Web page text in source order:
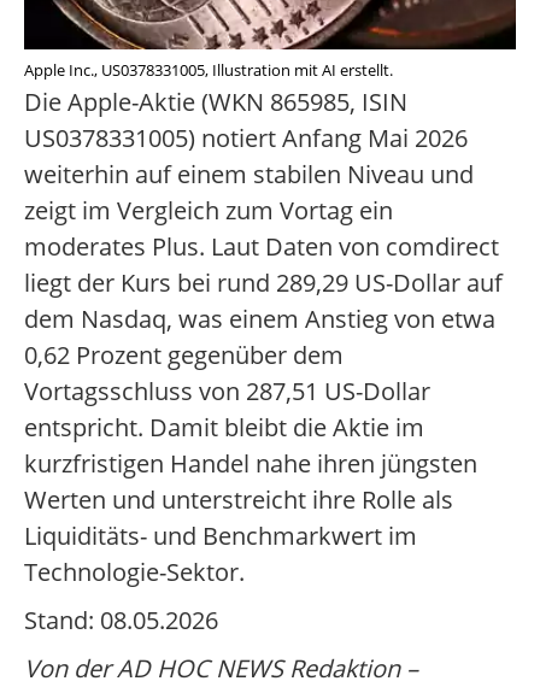
Apple Inc., US0378331005, Illustration mit AI erstellt.
Die Apple-Aktie (WKN 865985, ISIN
US0378331005) notiert Anfang Mai 2026
weiterhin auf einem stabilen Niveau und
zeigt im Vergleich zum Vortag ein
moderates Plus. Laut Daten von comdirect
liegt der Kurs bei rund 289,29 US-Dollar auf
dem Nasdaq, was einem Anstieg von etwa
0,62 Prozent gegenüber dem
Vortagsschluss von 287,51 US-Dollar
entspricht. Damit bleibt die Aktie im
kurzfristigen Handel nahe ihren jüngsten
Werten und unterstreicht ihre Rolle als
Liquiditäts- und Benchmarkwert im
Technologie-Sektor.
Stand: 08.05.2026
Von der AD HOC NEWS Redaktion –